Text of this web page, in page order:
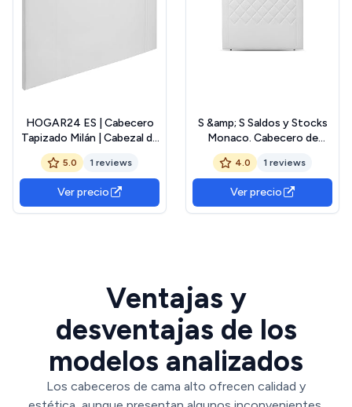
HOGAR24 ES | Cabecero
Tapizado Milán | Cabezal de
Cama Acolchado | Tapizado
en Polipiel de Alta Gama |
Color Blanco | Medida:
140x110x5 cm (Cama
135/140 cm)
5.0 1 reviews
Ver precio
S &amp; S Saldos y Stocks
Monaco. Cabecero de
Cama en Polipiel. 130 cm de
Alto (para 135 o 150)
Blanco 150x130 cm
4.0 1 reviews
Ver precio
Ventajas y
desventajas de los
modelos analizados
Los cabeceros de cama alto ofrecen calidad y